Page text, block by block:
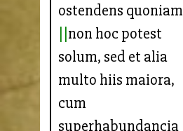
ostendens quoniam
non hoc potest
solum, sed et alia
multo hiis maiora,
cum
superhabundancia